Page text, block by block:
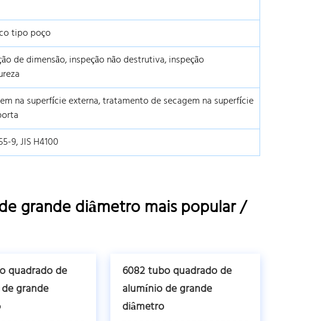
tipo poço
de dimensão, inspeção não destrutiva, inspeção
na superfície externa, tratamento de secagem na superfície
9, JIS H4100
grande diâmetro mais popular /
quadrado de
grande
6082 tubo quadrado de
alumínio de grande
diâmetro